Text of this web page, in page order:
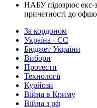
​НАБУ підозрює екс-
причетності до
За кордоном
Україна - ЄС
Бюджет України
Вибори
Протести
Технології
Курйози
Війна в Криму
Війна з рф